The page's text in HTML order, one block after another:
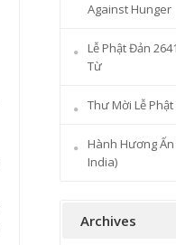
Against Hunger
Lễ Phật Đản
Từ
Thư Mời Lễ
Hành Hương
India)
Archives